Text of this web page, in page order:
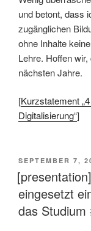
und betont, dass
zugänglichen
ohne Inhalte
Lehre. Hoffen
nächsten Jahre.
[Kurzstatement
Digitalisierung“]
AM
SEPTEMBER 7,
eingesetzt
das Studium